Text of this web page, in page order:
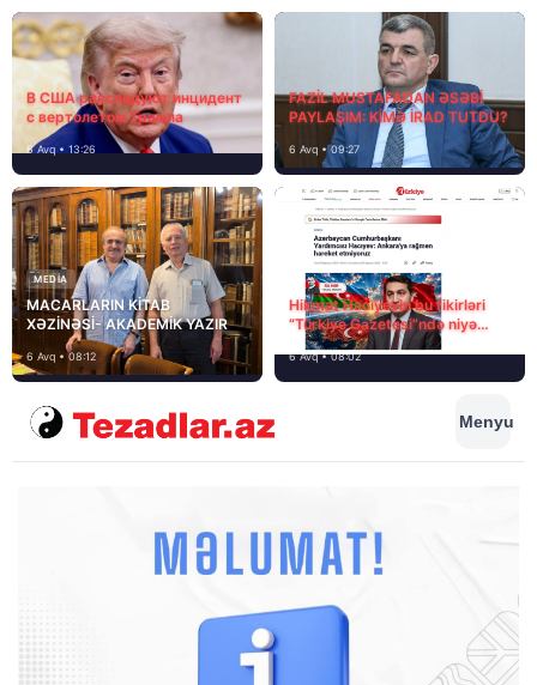
В США расследуют инцидент
с вертолетом Трампа
6 Avq • 13:26
FAZİL MUSTAFADAN ƏSƏBİ
PAYLAŞIM: KİMƏ İRAD TUTDU?
6 Avq • 09:27
MEDİA
MACARLARIN KİTAB
XƏZİNƏSİ- AKADEMİK YAZIR
6 Avq • 08:12
Hikmət Hacıyevin bu fikirləri
“Türkiye Gazetesi”ndə niyə
təhrif edilib?
6 Avq • 08:02
Menyu